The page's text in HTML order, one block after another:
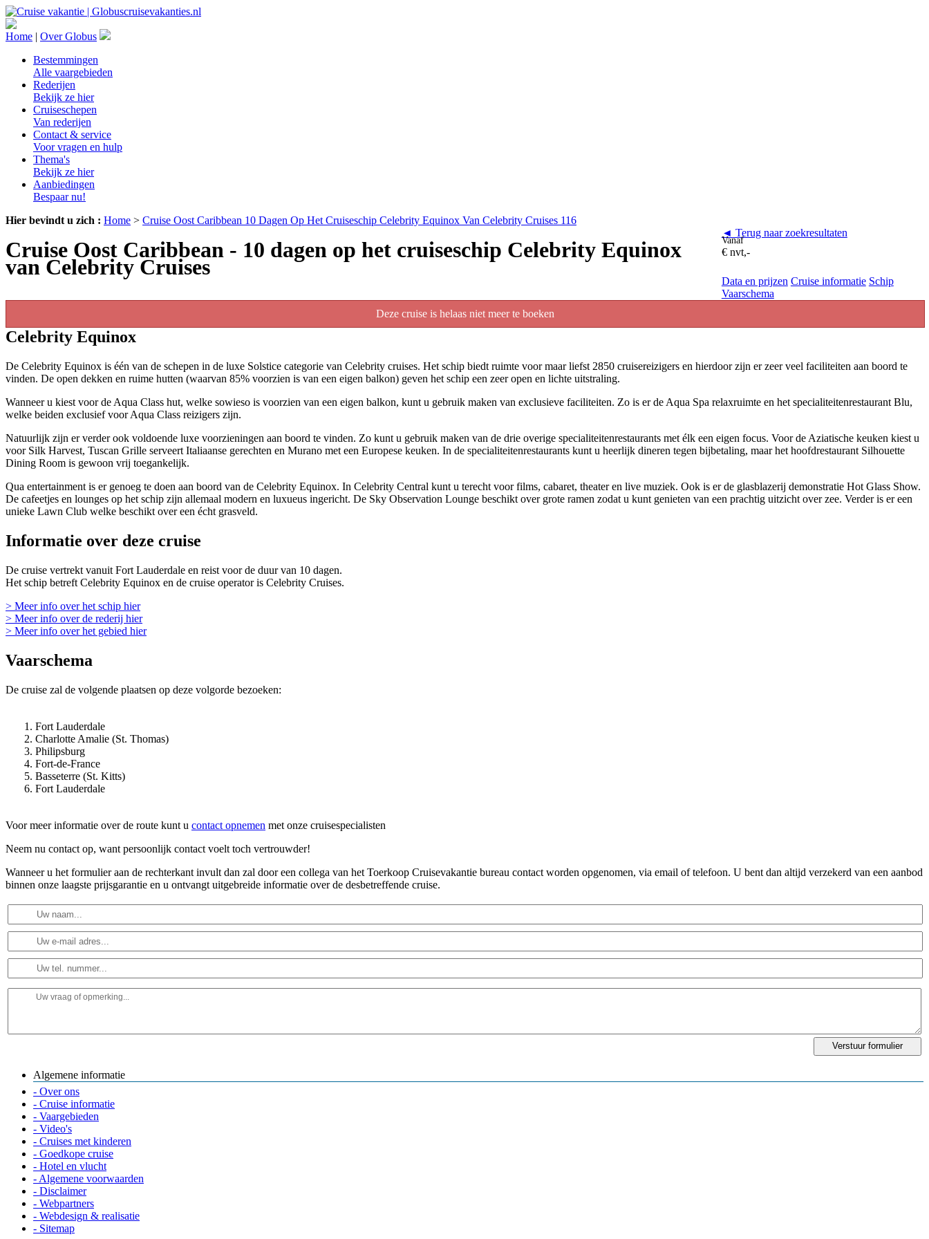
Home | Over Globus
Bestemmingen
Alle vaargebieden
Rederijen
Bekijk ze hier
Cruiseschepen
Van rederijen
Contact & service
Voor vragen en hulp
Thema's
Bekijk ze hier
Aanbiedingen
Bespaar nu!
Hier bevindt u zich : Home > Cruise Oost Caribbean 10 Dagen Op Het Cruiseschip Celebrity Equinox Van Celebrity Cruises 116
◄ Terug naar zoekresultaten
Cruise Oost Caribbean - 10 dagen op het cruiseschip Celebrity Equinox
van Celebrity Cruises
Vanaf
€ nvt,-
Data en prijzen Cruise informatie Schip
Vaarschema
Deze cruise is helaas niet meer te boeken
Celebrity Equinox
De Celebrity Equinox is één van de schepen in de luxe Solstice categorie van Celebrity cruises. Het schip biedt ruimte voor maar liefst 2850 cruisereizigers en hierdoor zijn er zeer veel faciliteiten aan boord te
vinden. De open dekken en ruime hutten (waarvan 85% voorzien is van een eigen balkon) geven het schip een zeer open en lichte uitstraling.
Wanneer u kiest voor de Aqua Class hut, welke sowieso is voorzien van een eigen balkon, kunt u gebruik maken van exclusieve faciliteiten. Zo is er de Aqua Spa relaxruimte en het specialiteitenrestaurant Blu,
welke beiden exclusief voor Aqua Class reizigers zijn.
Natuurlijk zijn er verder ook voldoende luxe voorzieningen aan boord te vinden. Zo kunt u gebruik maken van de drie overige specialiteitenrestaurants met élk een eigen focus. Voor de Aziatische keuken kiest u
voor Silk Harvest, Tuscan Grille serveert Italiaanse gerechten en Murano met een Europese keuken. In de specialiteitenrestaurants kunt u heerlijk dineren tegen bijbetaling, maar het hoofdrestaurant Silhouette
Dining Room is gewoon vrij toegankelijk.
Qua entertainment is er genoeg te doen aan boord van de Celebrity Equinox. In Celebrity Central kunt u terecht voor films, cabaret, theater en live muziek. Ook is er de glasblazerij demonstratie Hot Glass Show.
De cafeetjes en lounges op het schip zijn allemaal modern en luxueus ingericht. De Sky Observation Lounge beschikt over grote ramen zodat u kunt genieten van een prachtig uitzicht over zee. Verder is er een
unieke Lawn Club welke beschikt over een écht grasveld.
Informatie over deze cruise
De cruise vertrekt vanuit Fort Lauderdale en reist voor de duur van 10 dagen.
Het schip betreft Celebrity Equinox en de cruise operator is Celebrity Cruises.
> Meer info over het schip hier
> Meer info over de rederij hier
> Meer info over het gebied hier
Vaarschema
De cruise zal de volgende plaatsen op deze volgorde bezoeken:
Fort Lauderdale
Charlotte Amalie (St. Thomas)
Philipsburg
Fort-de-France
Basseterre (St. Kitts)
Fort Lauderdale
Voor meer informatie over de route kunt u contact opnemen met onze cruisespecialisten
Neem nu contact op, want persoonlijk contact voelt toch vertrouwder!
Wanneer u het formulier aan de rechterkant invult dan zal door een collega van het Toerkoop Cruisevakantie bureau contact worden opgenomen, via email of telefoon. U bent dan altijd verzekerd van een aanbod
binnen onze laagste prijsgarantie en u ontvangt uitgebreide informatie over de desbetreffende cruise.
Algemene informatie
- Over ons
- Cruise informatie
- Vaargebieden
- Video's
- Cruises met kinderen
- Goedkope cruise
- Hotel en vlucht
- Algemene voorwaarden
- Disclaimer
- Webpartners
- Webdesign & realisatie
- Sitemap